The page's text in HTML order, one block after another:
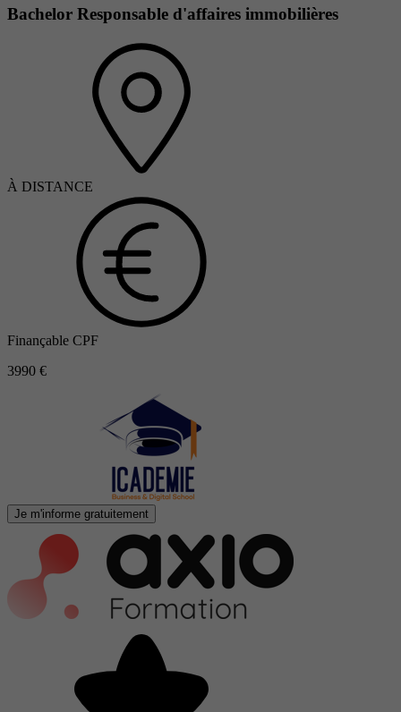
Bachelor Responsable d'affaires immobilières
À DISTANCE
Finançable CPF
3990 €
Je m'informe gratuitement